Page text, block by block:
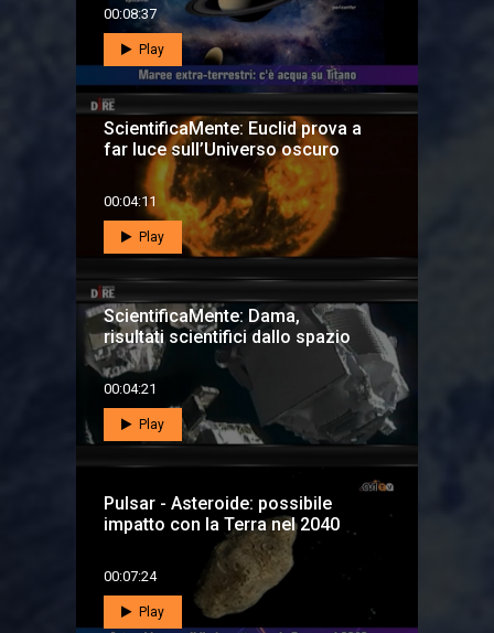
00:08:37
Play
ScientificaMente: Euclid prova a
far luce sull’Universo oscuro
00:04:11
Play
ScientificaMente: Dama,
risultati scientifici dallo spazio
00:04:21
Play
Pulsar - Asteroide: possibile
impatto con la Terra nel 2040
00:07:24
Play